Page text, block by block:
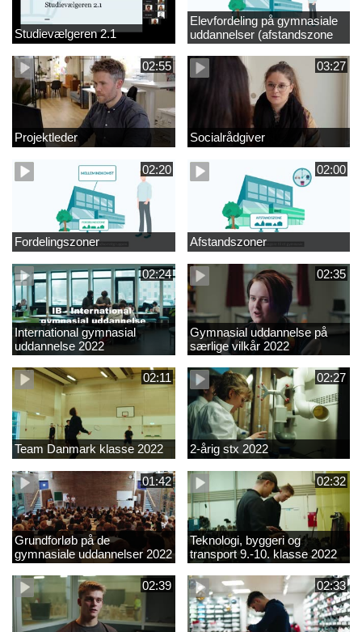
Studievælgeren 2.1
Elevfordeling på gymnasiale
uddannelser (afstandszone
redigeret)
02:55
Projektleder
03:27
Socialrådgiver
02:20
Fordelingszoner
02:00
Afstandszoner
02:24
International gymnasial
uddannelse 2022
02:35
Gymnasial uddannelse på
særlige vilkår 2022
02:11
Team Danmark klasse 2022
02:27
2-årig stx 2022
01:42
Grundforløb på de
gymnasiale uddannelser 2022
02:32
Teknologi, byggeri og
transport 9.-10. klasse 2022
02:39 02:33